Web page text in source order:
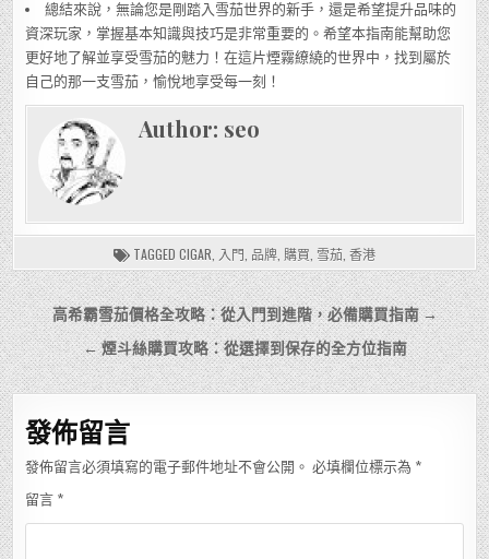
總結來說，無論您是剛踏入雪茄世界的新手，還是希望提升品味的
資深玩家，掌握基本知識與技巧是非常重要的。希望本指南能幫助您
更好地了解並享受雪茄的魅力！在這片煙霧繚繞的世界中，找到屬於
自己的那一支雪茄，愉悅地享受每一刻！
Author: seo
TAGGED CIGAR 入門 品牌 購買 雪茄 香港
文
章
導
覽
高希霸雪茄價格全攻略：從入門到進階，必備購買指南 →
← 煙斗絲購買攻略：從選擇到保存的全方位指南
發佈留言
發佈留言必須填寫的電子郵件地址不會公開。 必填欄位標示為 *
留言 *